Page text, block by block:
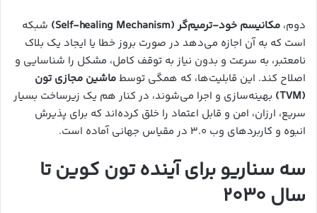
دوم، مکانیسم خود-ترمیم‌گر (Self-healing Mechanism)
شبکه
است که به آن اجازه می‌دهد در صورت بروز خطا یا ایجاد یک بلاک
نامعتبر، به سرعت و بدون نیاز به توقف کامل، مشکل را شناسایی و
اصلاح کند. این قابلیت‌ها، که همگی توسطماشین مجازی تون
(TVM)
بهینه‌سازی و اجرا می‌شوند، در کنار هم یک زیرساخت بسیار
سریع، ارزان، امن و قابل اعتماد را خلق کرده‌اند که برای پذیرش
انبوه و کاربردهای وب ۳.۰ در مقیاس جهانی آماده است.
سه سناریو برای آینده تون کوین تا
سال ۲۰۳۰